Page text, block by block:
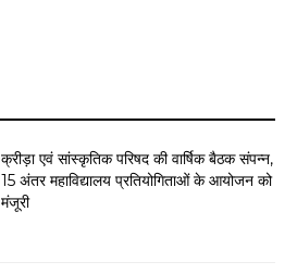
क्रीड़ा एवं सांस्कृतिक परिषद की वार्षिक बैठक संपन्न,
15 अंतर महाविद्यालय प्रतियोगिताओं के आयोजन को
मंजूरी